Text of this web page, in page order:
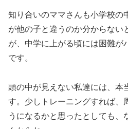
知り合いのママさんも小学校の
が他の子と違うのか分からない
が、中学に上がる頃には困難が
です。
頭の中が見えない私達には、本
す。少しトレーニングすれば、
うになるかと思ったとしても、